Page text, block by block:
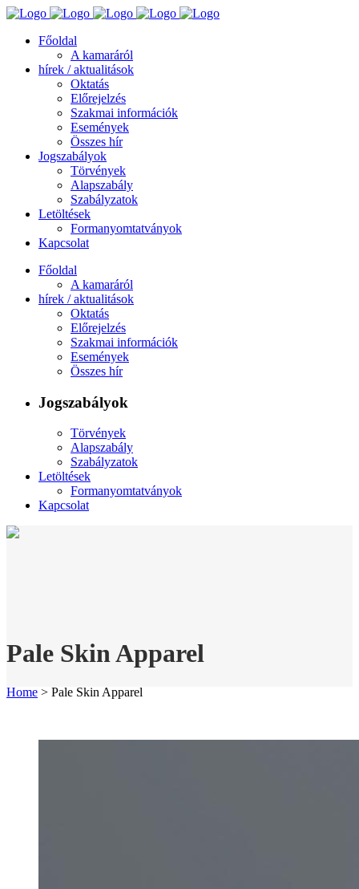
Főoldal
A kamaráról
hírek / aktualitások
Oktatás
Előrejelzés
Szakmai információk
Események
Összes hír
Jogszabályok
Törvények
Alapszabály
Szabályzatok
Letöltések
Formanyomtatványok
Kapcsolat
Főoldal
A kamaráról
hírek / aktualitások
Oktatás
Előrejelzés
Szakmai információk
Események
Összes hír
Jogszabályok
Törvények
Alapszabály
Szabályzatok
Letöltések
Formanyomtatványok
Kapcsolat
Pale Skin Apparel
Home > Pale Skin Apparel